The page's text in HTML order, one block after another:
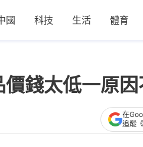
國 科技 生活 體育
錢太低一原因
在
追蹤